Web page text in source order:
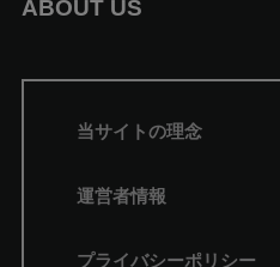
ABOUT US
当サイトの理念
運営者情報
プライバシーポリシー